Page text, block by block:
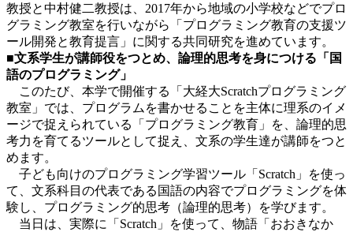
教授と中村健二教授は、2017年から地域の小学校などでプロ
グラミング教室を行いながら「プログラミング教育の支援ツ
ール開発と教育提言」に関する共同研究を進めています。
■文系学生が講師役をつとめ、論理的思考を身につける「国
語のプログラミング」
このたび、本学で開催する「大経大Scratchプログラミング
教室」では、プログラムを書かせることを主体に理系のイメ
ージで捉えられている「プログラミング教育」を、論理的思
考力を育てるツールとして捉え、文系の学生達が講師をつと
めます。
子ども向けのプログラミング学習ツール「Scratch」を使っ
て、文系科目の代表である国語の内容でプログラミングを体
験し、プログラミング的思考（論理的思考）を学びます。
当日は、実際に「Scratch」を使って、物語「おおきなか